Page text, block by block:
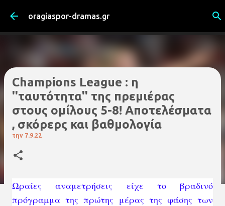
Μετάβαση στο κύριο περιεχόμενο
oragiaspor-dramas.gr
Champions League : η
''ταυτότητα'' της πρεμιέρας
στους ομίλους 5-8! Αποτελέσματα
, σκόρερς και βαθμολογία
την 7.9.22
Ωραίες αναμετρήσεις είχε το βραδινό
πρόγραμμα της πρώτης μέρας της φάσης των